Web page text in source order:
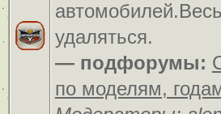
удаляться.
— подфорумы:
по моделям,